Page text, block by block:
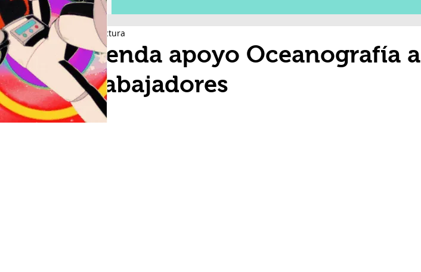
Refrenda apoyo Oceanografía a
extrabajadores
1 min de lectura